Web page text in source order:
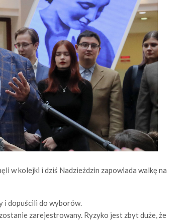
w kolejki i dziś Nadzieżdzin zapowiada walkę na
i dopuścili do wyborów.
zarejestrowany. Ryzyko jest zbyt duże, że